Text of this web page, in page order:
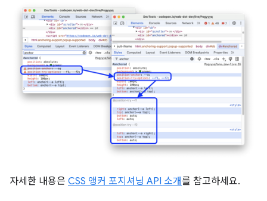
자세한 내용은 CSS 앵커 포지셔닝 API 소개를 참고하세요.